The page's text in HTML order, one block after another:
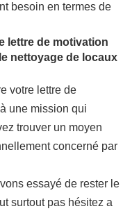
besoin en termes de
lettre de motivation
nettoyage de locaux
votre lettre de
une mission qui
trouver un moyen
concerné par
essayé de rester le
surtout pas hésitez a